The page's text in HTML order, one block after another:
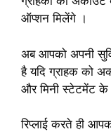
ऑप्शन मिलेंगे ।
अब आपको अपनी
है यदि ग्राहक को
और मिनी स्टेटमेंट के
रिप्लाई करते ही